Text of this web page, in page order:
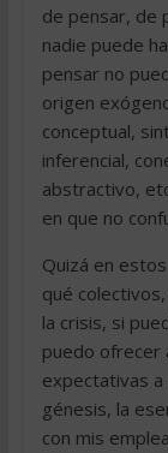
de pensar, de
nadie puede
pensar no
origen
conceptual,
inferencial,
abstractivo,
en que no
Quizá en
qué
la crisis, si
puedo ofrecer
expectativas
génesis, la
con mis